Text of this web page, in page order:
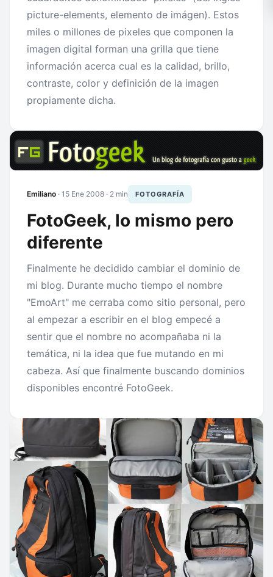
picture-elements, elemento de imágen). Estos
miles o millones de pixeles que componen la
imagen digital forman una grilla que tiene
información acerca cual es la calidad, brillo,
contraste, color y definición de la imagen
propiamente dicha.
Emiliano · 15 Ene 2008 · 2 min FOTOGRAFÍA
FotoGeek, lo mismo pero
diferente
Finalmente he decidido cambiar el dominio de
mi blog. Durante mucho tiempo el nombre
"EmoArt" me cerraba como sitio personal, pero
al empezar a escribir en el blog empecé a
sentir que el nombre no acompañaba ni la
temática, ni la idea que fue mutando en mi
cabeza. Así que finalmente buscando dominios
disponibles encontré FotoGeek.